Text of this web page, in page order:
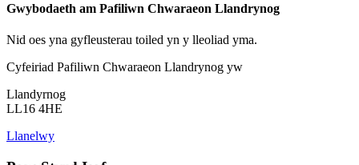
Gwybodaeth am Pafiliwn Chwaraeon Llandrynog
Nid oes yna gyfleusterau toiled yn y lleoliad yma.
Cyfeiriad Pafiliwn Chwaraeon Llandrynog yw
Llandyrnog
LL16 4HE
Llanelwy